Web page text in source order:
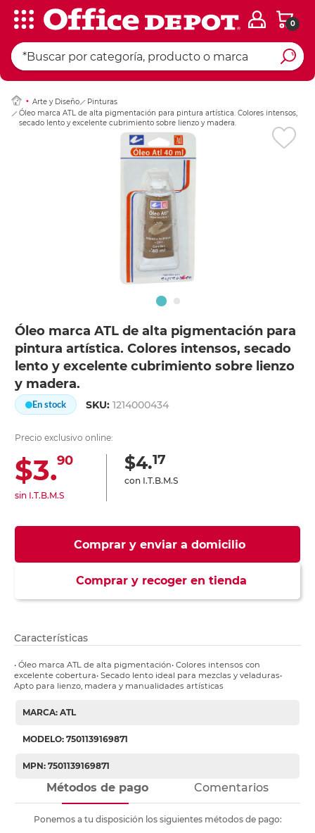
0
Arte y Diseño
Pinturas
Óleo marca ATL de alta pigmentación para pintura artística. Colores intensos,
secado lento y excelente cubrimiento sobre lienzo y madera.
Óleo marca ATL de alta pigmentación para
pintura artística. Colores intensos, secado
lento y excelente cubrimiento sobre lienzo
y madera.
En stock SKU:1214000434
Precio exclusivo online:
$3.90
sin I.T.B.M.S
$4.17
con I.T.B.M.S
Comprar y enviar a domicilio
Comprar y recoger en tienda
Ingresar Codigo
Características
• Óleo marca ATL de alta pigmentación• Colores intensos con
excelente cobertura• Secado lento ideal para mezclas y veladuras•
Apto para lienzo, madera y manualidades artísticas
MARCA: ATL
MODELO: 7501139169871
MPN: 7501139169871
Métodos de pago Comentarios
Ponemos a tu disposición los siguientes métodos de pago: